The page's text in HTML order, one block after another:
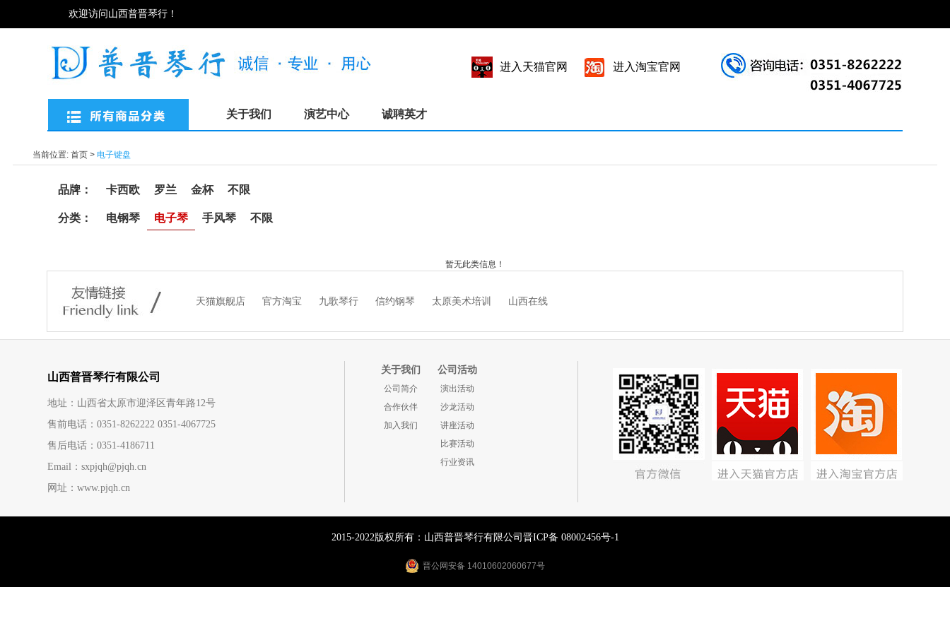
欢迎访问山西普晋琴行！
进入淘宝官网
进入天猫官网
关于我们 演艺中心 诚聘英才
当前位置: 首页 > 电子键盘
品牌： 卡西欧 罗兰 金杯 不限
分类： 电钢琴 电子琴 手风琴 不限
暂无此类信息！
天猫旗舰店 官方淘宝 九歌琴行 信约钢琴 太原美术培训 山西在线
山西普晋琴行有限公司
地址：山西省太原市迎泽区青年路12号
售前电话：0351-8262222 0351-4067725
售后电话：0351-4186711
Email：sxpjqh@pjqh.cn
网址：www.pjqh.cn
关于我们
公司简介
合作伙伴
加入我们
公司活动
演出活动
沙龙活动
讲座活动
比赛活动
行业资讯
2015-2022版权所有：山西普晋琴行有限公司 晋ICP备 08002456号-1
晋公网安备 14010602060677号